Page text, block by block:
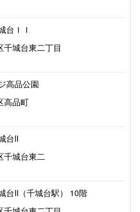
台ＩＩ
城台東二丁目
高品公園
高品町
台II
千城台東二
台II（千城台駅） 10階